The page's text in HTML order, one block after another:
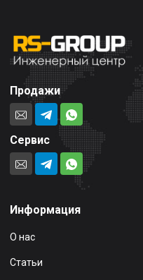
Продажи
Сервис
Информация
О нас
Статьи